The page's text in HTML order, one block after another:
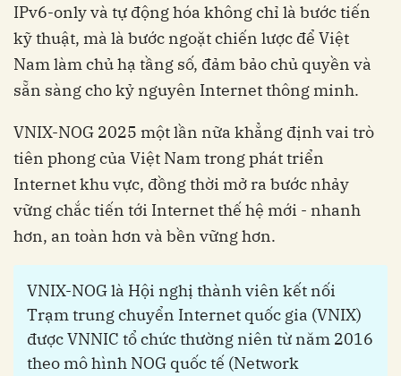
IPv6-only và tự động hóa không chỉ là bước tiến
kỹ thuật, mà là bước ngoặt chiến lược để Việt
Nam làm chủ hạ tầng số, đảm bảo chủ quyền và
sẵn sàng cho kỷ nguyên Internet thông minh.
VNIX-NOG 2025 một lần nữa khẳng định vai trò
tiên phong của Việt Nam trong phát triển
Internet khu vực, đồng thời mở ra bước nhảy
vững chắc tiến tới Internet thế hệ mới - nhanh
hơn, an toàn hơn và bền vững hơn.
VNIX-NOG là Hội nghị thành viên kết nối
Trạm trung chuyển Internet quốc gia (VNIX)
được VNNIC tổ chức thường niên từ năm 2016
theo mô hình NOG quốc tế (Network